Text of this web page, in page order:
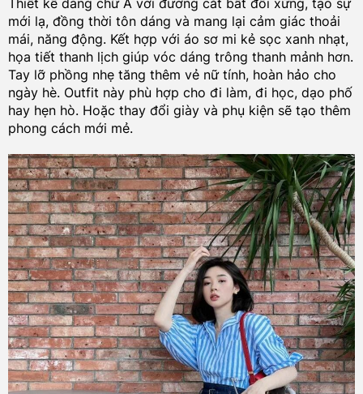
Thiết kế dáng chữ A với đường cắt bất đối xứng, tạo sự
mới lạ, đồng thời tôn dáng và mang lại cảm giác thoải
mái, năng động. Kết hợp với áo sơ mi kẻ sọc xanh nhạt,
họa tiết thanh lịch giúp vóc dáng trông thanh mảnh hơn.
Tay lỡ phồng nhẹ tăng thêm vẻ nữ tính, hoàn hảo cho
ngày hè. Outfit này phù hợp cho đi làm, đi học, dạo phố
hay hẹn hò. Hoặc thay đổi giày và phụ kiện sẽ tạo thêm
phong cách mới mẻ.